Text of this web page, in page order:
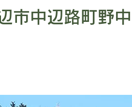
市中辺路町野中